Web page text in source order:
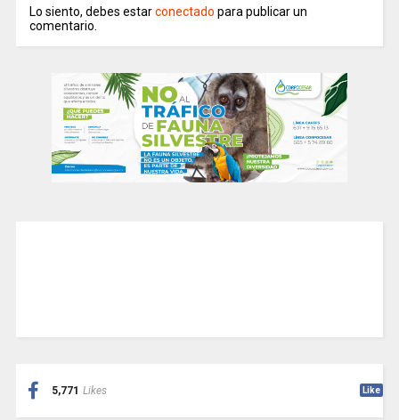
Lo siento, debes estarconectado para publicar un
comentario.
5,771 Likes Like